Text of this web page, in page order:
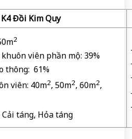
Đồi Kim Quy
2
viên phần mộ: 39%
thông: 61%
viên: 40m2, 50m2, 60m2,
táng, Hỏa táng